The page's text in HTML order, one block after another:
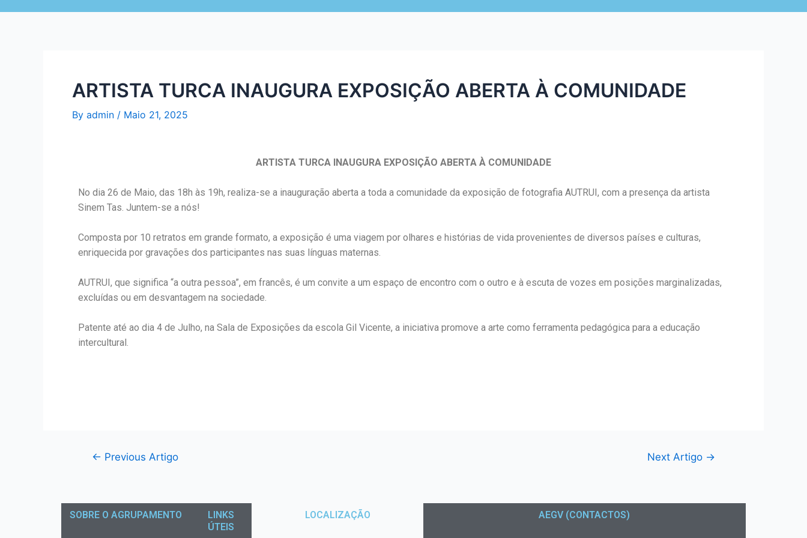
ARTISTA TURCA INAUGURA EXPOSIÇÃO ABERTA À COMUNIDADE
By admin / Maio 21, 2025
ARTISTA TURCA INAUGURA EXPOSIÇÃO ABERTA À COMUNIDADE
No dia 26 de Maio, das 18h às 19h, realiza-se a inauguração aberta a toda a comunidade da exposição de fotografia AUTRUI, com a presença da artista
Sinem Tas. Juntem-se a nós!
Composta por 10 retratos em grande formato, a exposição é uma viagem por olhares e histórias de vida provenientes de diversos países e culturas,
enriquecida por gravações dos participantes nas suas línguas maternas.
AUTRUI, que significa “a outra pessoa”, em francês, é um convite a um espaço de encontro com o outro e à escuta de vozes em posições marginalizadas,
excluídas ou em desvantagem na sociedade.
Patente até ao dia 4 de Julho, na Sala de Exposições da escola Gil Vicente, a iniciativa promove a arte como ferramenta pedagógica para a educação
intercultural.
← Previous Artigo Next Artigo →
SOBRE O AGRUPAMENTO
LINKS
ÚTEIS
LOCALIZAÇÃO AEGV (CONTACTOS)